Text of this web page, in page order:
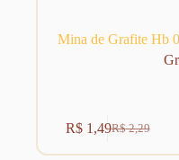
Mina de Grafite Hb
R$2,29
O
preço
R$1,49O
preço